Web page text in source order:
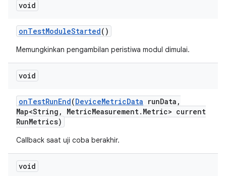
void
onTestModuleStarted()
Memungkinkan pengambilan peristiwa modul dimulai.
void
onTestRunEnd(DeviceMetricData runData ,
Map<String , MetricMeasurement. Metric> current
RunMetrics)
Callback saat uji coba berakhir.
void